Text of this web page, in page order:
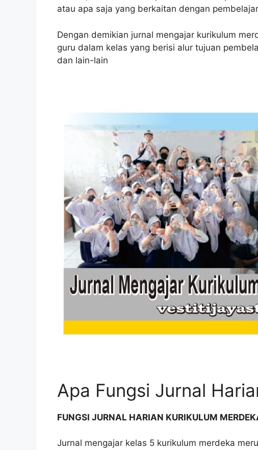
atau apa saja yang berkaitan dengan
Dengan demikian jurnal mengajar kurikulum
guru dalam kelas yang berisi alur tujuan
dan lain-lain
Apa Fungsi Jurnal
FUNGSI JURNAL HARIAN KURIKULUM
Jurnal mengajar kelas 5 kurikulum merdeka